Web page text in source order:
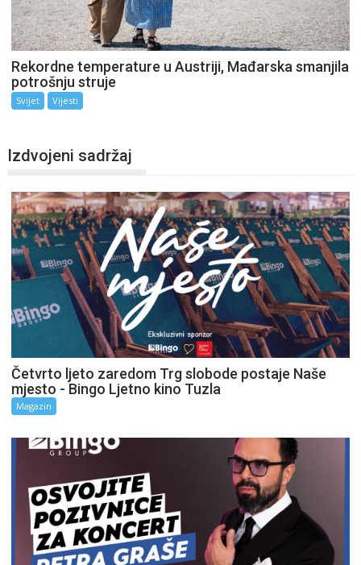
Rekordne temperature u Austriji, Mađarska smanjila
potrošnju struje
Svijet Vijesti
Izdvojeni sadržaj
Četvrto ljeto zaredom Trg slobode postaje Naše
mjesto - Bingo Ljetno kino Tuzla
Magazin